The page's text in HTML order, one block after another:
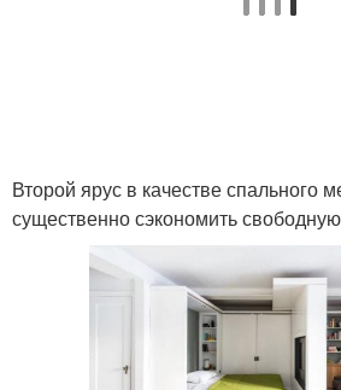
Второй ярус в качестве спального
существенно сэкономить